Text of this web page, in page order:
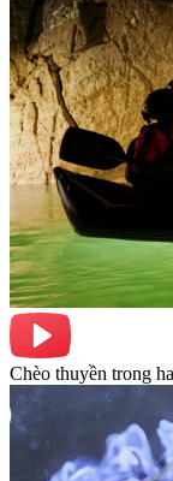
Chèo thuyền trong